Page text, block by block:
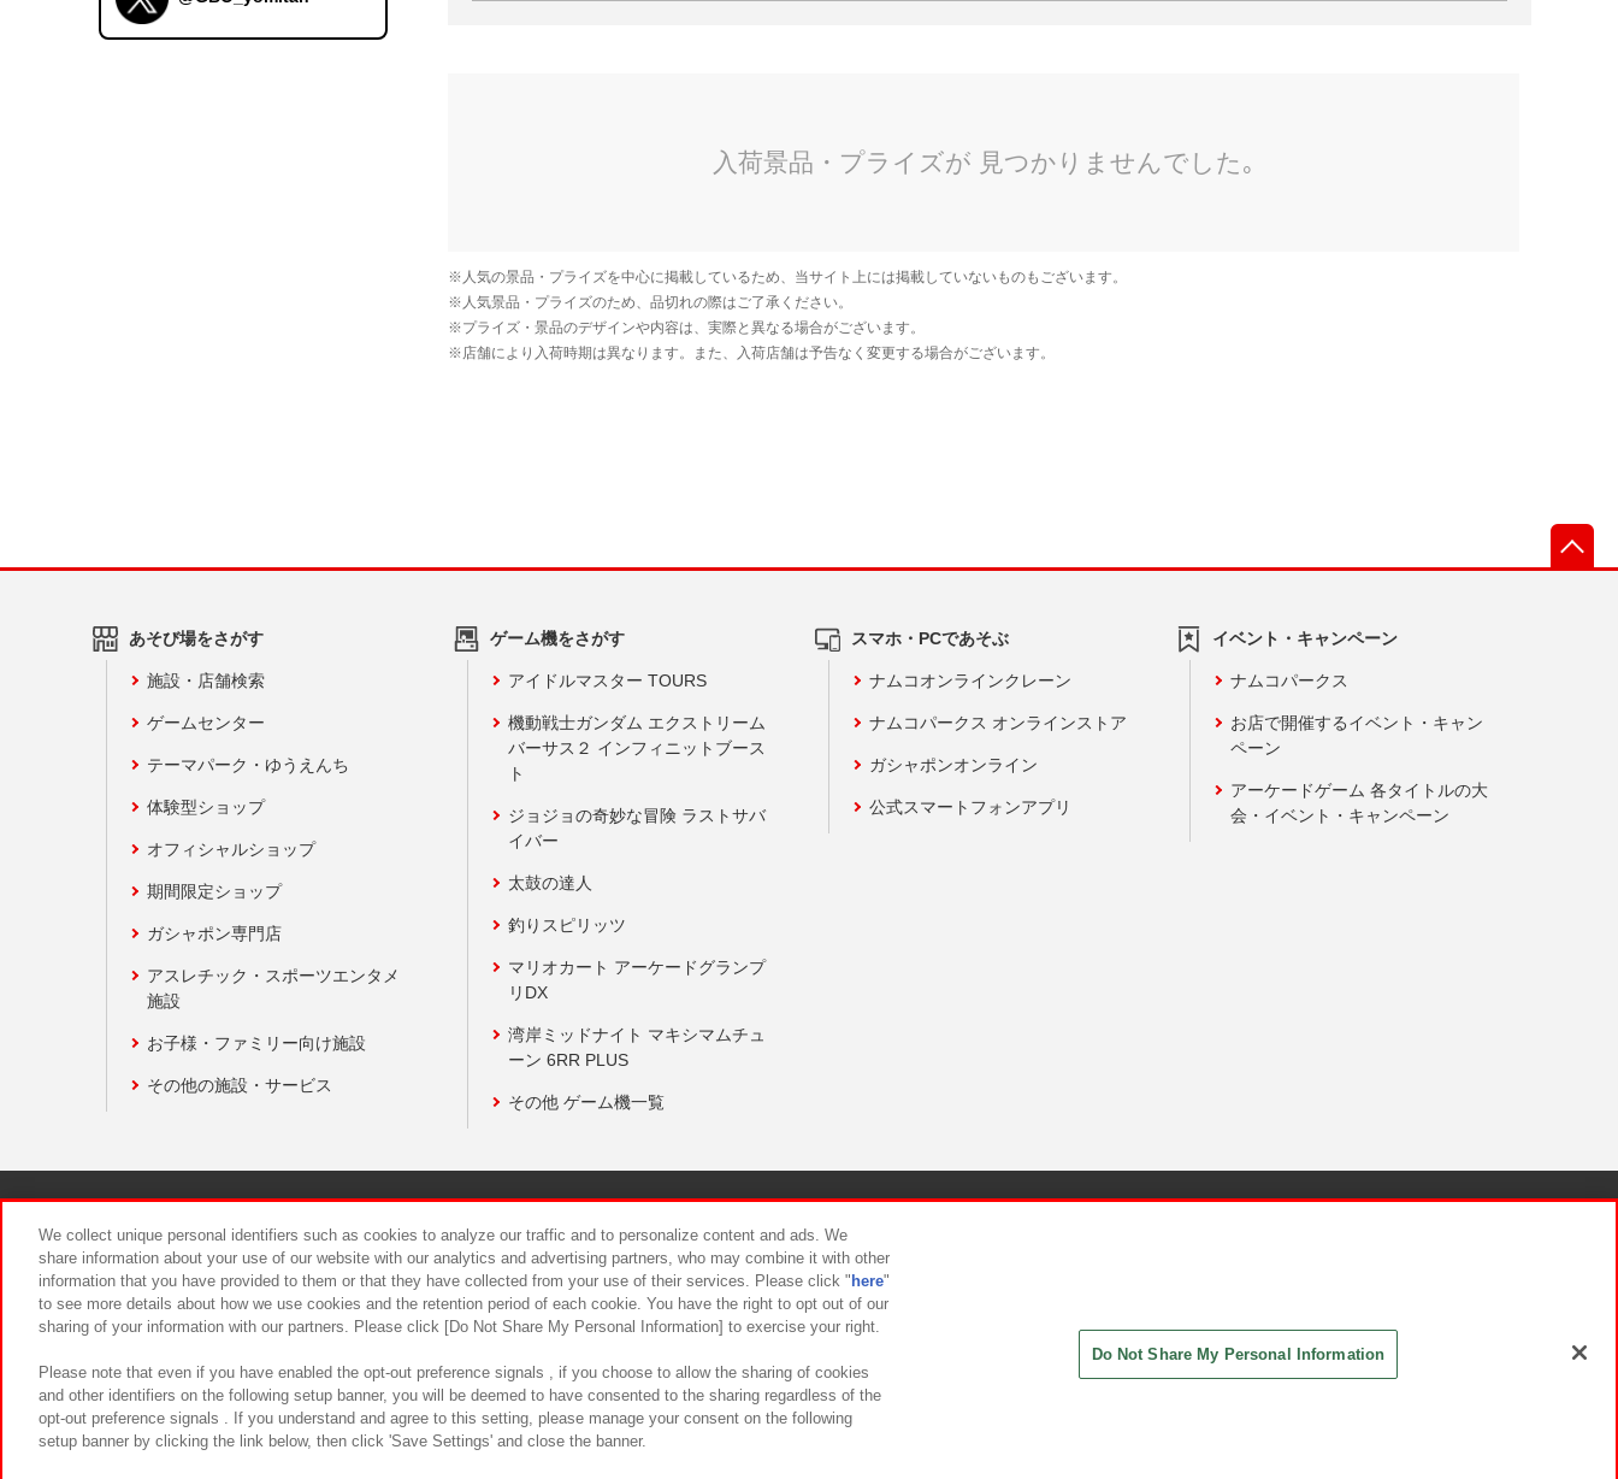
あそび場をさがす
施設・店舗検索
ゲームセンター
テーマパーク・ゆうえんち
体験型ショップ
オフィシャルショップ
期間限定ショップ
ガシャポン専門店
アスレチック・スポーツエンタメ
施設
お子様・ファミリー向け施設
その他の施設・サービス
ゲーム機をさがす
アイドルマスター TOURS
機動戦士ガンダム エクストリーム
バーサス２ インフィニットブース
ト
ジョジョの奇妙な冒険 ラストサバ
イバー
太鼓の達人
釣りスピリッツ
マリオカート アーケードグランプ
リDX
湾岸ミッドナイト マキシマムチュ
ーン 6RR PLUS
その他 ゲーム機一覧
スマホ・PCであそぶ
ナムコオンラインクレーン
ナムコパークス オンラインストア
ガシャポンオンライン
公式スマートフォンアプリ
イベント・キャンペーン
ナムコパークス
お店で開催するイベント・キャン
ペーン
アーケードゲーム 各タイトルの大
会・イベント・キャンペーン
食品のご提供について カスタマーハラスメント対応方針
We collect unique personal identifiers such as cookies to analyze our traffic and to personalize content and ads. We
share information about your use of our website with our analytics and advertising partners, who may combine it with other
information that you have provided to them or that they have collected from your use of their services. Please click " here"
to see more details about how we use cookies and the retention period of each cookie. You have the right to opt out of our
sharing of your information with our partners. Please click [Do Not Share My Personal Information] to exercise your right.
Please note that even if you have enabled the opt-out preference signals , if you choose to allow the sharing of cookies
and other identifiers on the following setup banner, you will be deemed to have consented to the sharing regardless of the
opt-out preference signals . If you understand and agree to this setting, please manage your consent on the following
setup banner by clicking the link below, then click 'Save Settings' and close the banner.
Do Not Share My Personal Information